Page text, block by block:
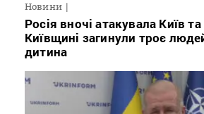
Новини
Росія вночі атакувала Київ
Київщині загинули троє
дитина